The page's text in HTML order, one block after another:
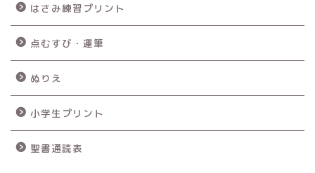
はさみ練習プリント
点むすび・運筆
ぬりえ
小学生プリント
聖書通読表